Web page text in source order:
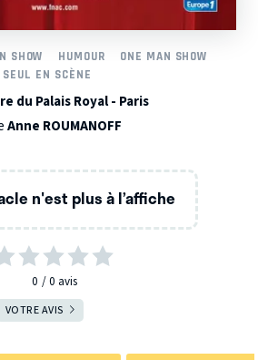
SHOW HUMOUR
ONE MAN SHOW
SEUL EN SCÈNE
du Palais Royal - Paris
Anne ROUMANOFF
n'est plus à l’affiche
0 0 avis
VOTRE AVIS